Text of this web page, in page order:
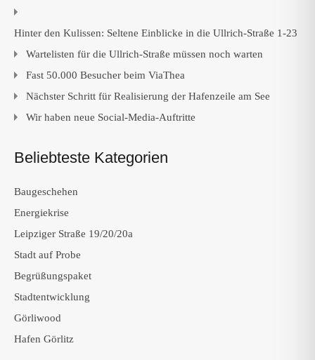
Hinter den Kulissen: Seltene Einblicke in die Ullrich-Straße 1-23
Wartelisten für die Ullrich-Straße müssen noch warten
Fast 50.000 Besucher beim ViaThea
Nächster Schritt für Realisierung der Hafenzeile am See
Wir haben neue Social-Media-Auftritte
Beliebteste Kategorien
Baugeschehen
Energiekrise
Leipziger Straße 19/20/20a
Stadt auf Probe
Begrüßungspaket
Stadtentwicklung
Görliwood
Hafen Görlitz